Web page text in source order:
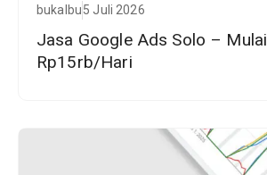
bukalbu5 Juli 2026
Jasa Google Ads Solo – Mulai
Rp15rb/Hari